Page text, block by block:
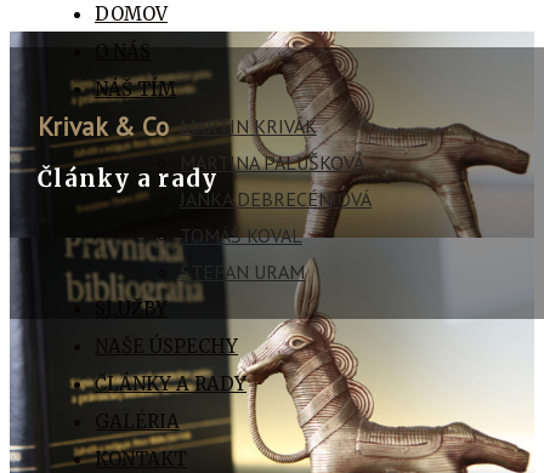
DOMOV
O NÁS
NÁŠ TÍM
MARTIN KRIVÁK
MARTINA PALUŠKOVÁ
JANKA DEBRECÉNIOVÁ
TOMÁŠ KOVAL
ŠTEFAN URAM
SLUŽBY
NAŠE ÚSPECHY
ČLÁNKY A RADY
GALÉRIA
KONTAKT
Krivak & Co
Články a rady